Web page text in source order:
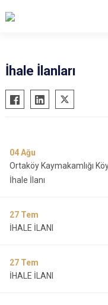
İhale İlanları
04Ağu
Ortaköy Kaymakamlığı
İhale İlanı
27 Tem
İHALE İLANI
27 Tem
İHALE İLANI